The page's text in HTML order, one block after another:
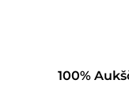
100%